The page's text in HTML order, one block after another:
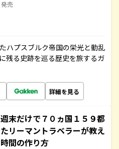
売
ハプスブルク帝国の栄光と動乱
残る史跡を巡る歴史を旅するガ
詳細を見る
末だけで７０ヵ国１５９都
リーマントラベラーが教え
間の作り方